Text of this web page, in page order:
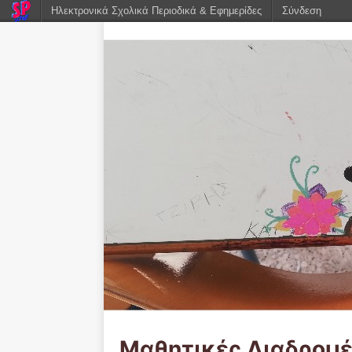
Ηλεκτρονικά Σχολικά Περιοδικά & Εφημερίδες Σύνδεση